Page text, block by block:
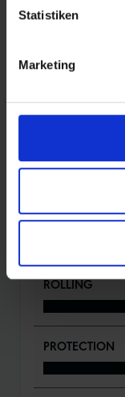
Statistiken
Marketing
Hoher Grip
und
DETAILS /
ROLLING
PROTECTION